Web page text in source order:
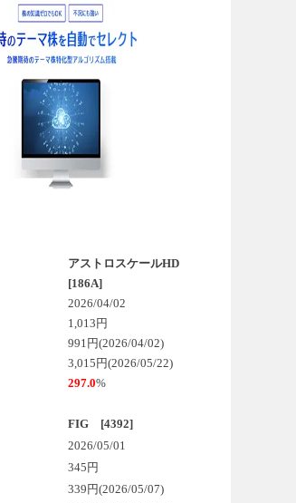
アストロスケールHD
[186A]
2026/04/02
1,013円
991円(2026/04/02)
3,015円(2026/05/22)
297.0%
FIG [4392]
2026/05/01
345円
339円(2026/05/07)